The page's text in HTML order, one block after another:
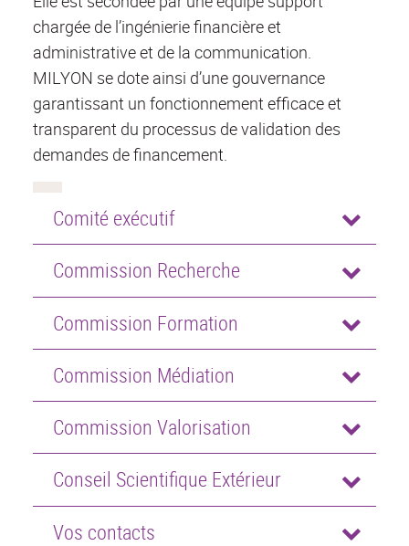
chargée de l’ingénierie financière et
administrative et de la communication.
MILYON se dote ainsi d’une gouvernance
garantissant un fonctionnement efficace et
transparent du processus de validation des
demandes de financement.
Comité exécutif
Commission Recherche
Commission Formation
Commission Médiation
Commission Valorisation
Conseil Scientifique Extérieur
Vos contacts